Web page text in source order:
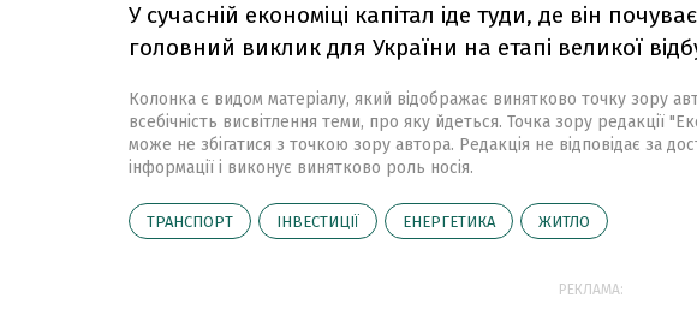
У сучасній економіці капітал іде туди, де він
головний виклик для України на етапі великої
Колонка є видом матеріалу, який відображає винятково точку зору
всебічність висвітлення теми, про яку йдеться. Точка зору редакції
може не збігатися з точкою зору автора. Редакція не відповідає за
інформації і виконує винятково роль носія.
ТРАНСПОРТ ІНВЕСТИЦІЇ ЕНЕРГЕТИКА ЖИТЛО
РЕКЛАМА: